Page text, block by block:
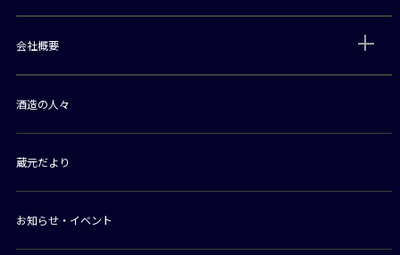
会社概要
酒造の人々
蔵元だより
お知らせ・イベント